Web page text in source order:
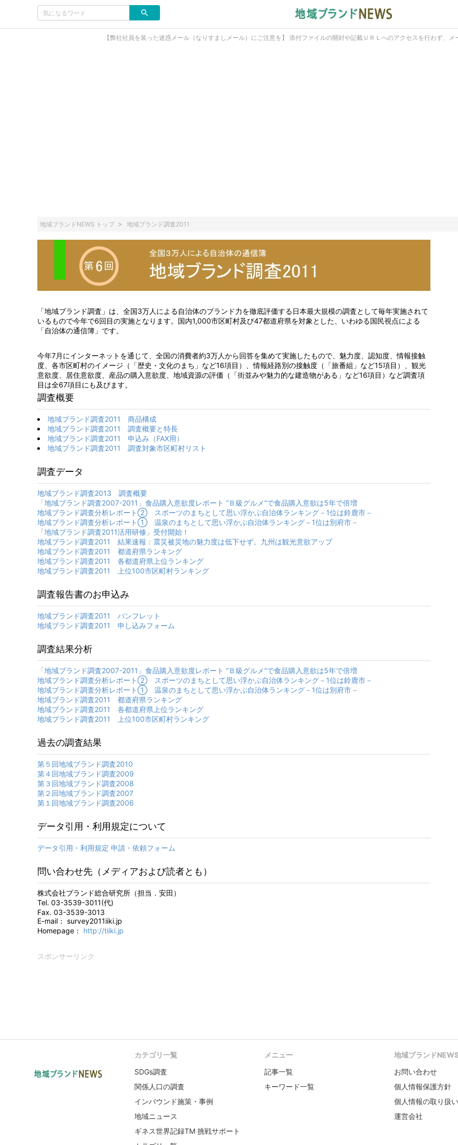
【弊社社員を装った迷惑メール（なりすましメール）にご注意を】 添付ファイルの開封や記載ＵＲＬへのアクセスを行わず、メ
地域ブランドNEWS トップ 地域ブランド調査2011
「地域ブランド調査」は、全国3万人による自治体のブランド力を徹底評価する日本最大規模の調査として毎年実施されて
いるもので今年で6回目の実施となります。国内1,000市区町村及び47都道府県を対象とした、いわゆる国民視点による
「自治体の通信簿」です。
今年7月にインターネットを通じて、全国の消費者約3万人から回答を集めて実施したもので、魅力度、認知度、情報接触
度、各市区町村のイメージ（「歴史・文化のまち」など16項目）、情報経路別の接触度（「旅番組」など15項目）、観光
意欲度、居住意欲度、産品の購入意欲度、地域資源の評価（「街並みや魅力的な建造物がある」など16項目）など調査項
目は全67項目にも及びます。
調査概要
地域ブランド調査2011 商品構成
地域ブランド調査2011 調査概要と特長
地域ブランド調査2011 申込み（FAX用）
地域ブランド調査2011 調査対象市区町村リスト
調査データ
地域ブランド調査2013 調査概要
「地域ブランド調査2007-2011」食品購入意欲度レポート “Ｂ級グルメ”で食品購入意欲は5年で倍増
地域ブランド調査分析レポート② スポーツのまちとして思い浮かぶ自治体ランキング－1位は鈴鹿市－
地域ブランド調査分析レポート① 温泉のまちとして思い浮かぶ自治体ランキング－1位は別府市－
「地域ブランド調査2011活用研修」受付開始！
地域ブランド調査2011 結果速報：震災被災地の魅力度は低下せず。九州は観光意欲アップ
地域ブランド調査2011 都道府県ランキング
地域ブランド調査2011 各都道府県上位ランキング
地域ブランド調査2011 上位100市区町村ランキング
調査報告書のお申込み
地域ブランド調査2011 パンフレット
地域ブランド調査2011 申し込みフォーム
調査結果分析
「地域ブランド調査2007-2011」食品購入意欲度レポート “Ｂ級グルメ”で食品購入意欲は5年で倍増
地域ブランド調査分析レポート② スポーツのまちとして思い浮かぶ自治体ランキング－1位は鈴鹿市－
地域ブランド調査分析レポート① 温泉のまちとして思い浮かぶ自治体ランキング－1位は別府市－
地域ブランド調査2011 都道府県ランキング
地域ブランド調査2011 各都道府県上位ランキング
地域ブランド調査2011 上位100市区町村ランキング
過去の調査結果
第５回地域ブランド調査2010
第４回地域ブランド調査2009
第３回地域ブランド調査2008
第２回地域ブランド調査2007
第１回地域ブランド調査2006
データ引用・利用規定について
データ引用・利用規定 申請・依頼フォーム
問い合わせ先（メディアおよび読者とも）
株式会社ブランド総合研究所（担当．安田）
Tel. 03-3539-3011(代)
Fax. 03-3539-3013
E-mail： survey2011iiki.jp
Homepage： http://tiiki.jp
スポンサーリンク
カテゴリ一覧
SDGs調査
関係人口の調査
インバウンド施策・事例
地域ニュース
ギネス世界記録TM 挑戦サポート
メニュー
記事一覧
キーワード一覧
地域ブランド
お問い合わせ
個人情報保護方針
個人情報の取り扱い
運営会社